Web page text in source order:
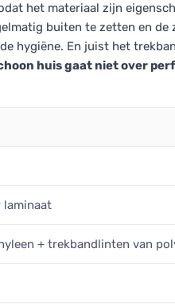
het materiaal zijn
buiten te zetten en de
hygiëne. En juist het
huis gaat niet over
laminaat
+ trekbandlinten van